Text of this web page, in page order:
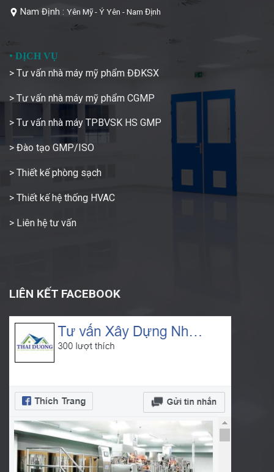
Nam Định : Yên Mỹ - Ý Yên - Nam Định
• DỊCH VỤ
> Tư vấn nhà máy mỹ phẩm ĐĐKSX
> Tư vấn nhà máy mỹ phẩm CGMP
> Tư vấn nhà máy TPBVSK HS GMP
> Đào tạo GMP/ISO
> Thiết kế phòng sạch
> Thiết kế hệ thống HVAC
> Liên hệ tư vấn
LIÊN KẾT FACEBOOK